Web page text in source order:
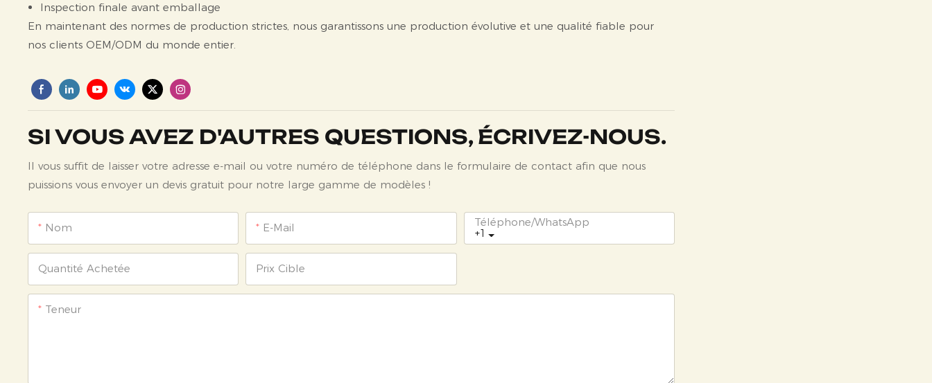
Inspection finale avant emballage
En maintenant des normes de production strictes, nous garantissons une production évolutive et une qualité fiable pour
nos clients OEM/ODM du monde entier.
SI VOUS AVEZ D'AUTRES QUESTIONS, ÉCRIVEZ-NOUS.
Il vous suffit de laisser votre adresse e-mail ou votre numéro de téléphone dans le formulaire de contact afin que nous
puissions vous envoyer un devis gratuit pour notre large gamme de modèles !
Nom E-Mail +1
Téléphone/WhatsApp
Quantité Achetée Prix ​​cible
Teneur